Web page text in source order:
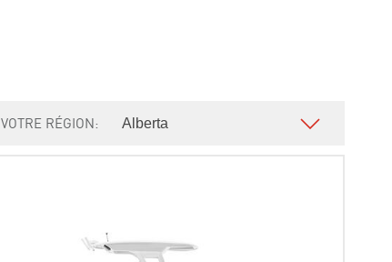
VOTRE RÉGION: